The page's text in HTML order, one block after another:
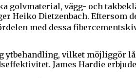
vägg- och
Heiko Dietzenbach. Eftersom
med dessa
ytbehandling, vilket möjliggör
James Hardie